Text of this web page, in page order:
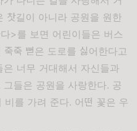
찻길이 아니라 공원을 원한
>를 보면 어린이들은 버스
죽 뻗은 도로를 싫어한다고
너무 거대해서 자신들과
들은 공원을 사랑한다. 공
비를 가려 준다. 어떤 꽃은 우